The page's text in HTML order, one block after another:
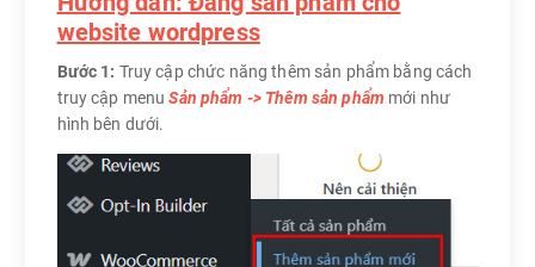
website wordpress
Bước 1: Truy cập chức năng thêm sản phẩm bằng cách
truy cập menuSản phẩm -> Thêm sản phẩm mới như
hình bên dưới.